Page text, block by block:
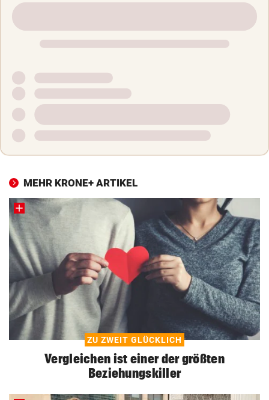
MEHR KRONE+ ARTIKEL
ZU ZWEIT GLÜCKLICH
Vergleichen ist einer der größten
Beziehungskiller